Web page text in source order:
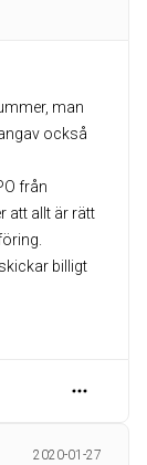
man
också
från
att allt är rätt
billigt
2020-01-27